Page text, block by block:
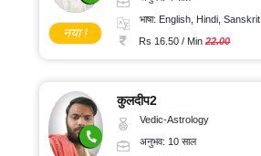
नया !
भाषा: English, Hindi, Sanskrit
Rs 16.50 / Min22.00
कुलदीप2
Vedic-Astrology
अनुभव: 10 साल